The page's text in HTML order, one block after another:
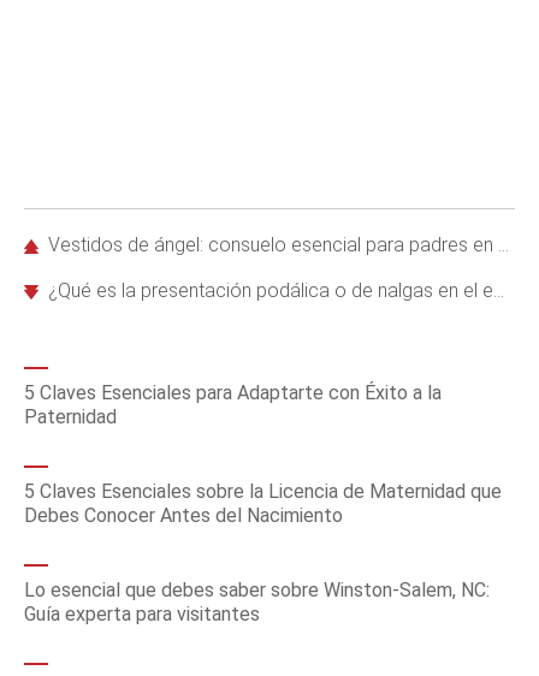
Vestidos de ángel: consuelo esencial para padres en duelo por pérdida de bebé
¿Qué es la presentación podálica o de nalgas en el embarazo? Guía completa
5 Claves Esenciales para Adaptarte con Éxito a la
Paternidad
5 Claves Esenciales sobre la Licencia de Maternidad que
Debes Conocer Antes del Nacimiento
Lo esencial que debes saber sobre Winston-Salem, NC:
Guía experta para visitantes